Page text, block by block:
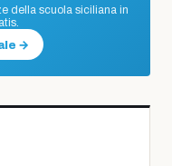
della scuola siciliana in
→